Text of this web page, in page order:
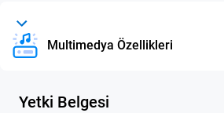
Multimedya Özellikleri
Yetki Belgesi